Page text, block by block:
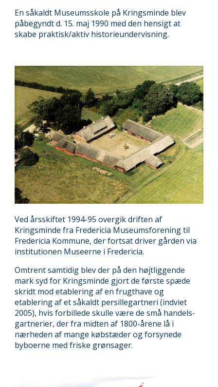
En såkaldt Museumsskole på Kringsminde blev
påbegyndt d. 15. maj 1990 med den hensigt at
skabe praktisk/aktiv historieundervisning.
Ved årsskiftet 1994-95 overgik driften af
Kringsminde fra Fredericia Museumsforening til
Fredericia Kommune, der fortsat driver gården via
institutionen Museerne i Fredericia.
Omtrent samtidig blev der på den højtliggende
mark syd for Kringsminde gjort de første spæde
skridt mod etablering af en frugthave og
etablering af et såkaldt persillegartneri (indviet
2005), hvis forbillede skulle være de små handels-
gartnerier, der fra midten af 1800-årene lå i
nærheden af mange købstæder og forsynede
byboerne med friske grønsager.